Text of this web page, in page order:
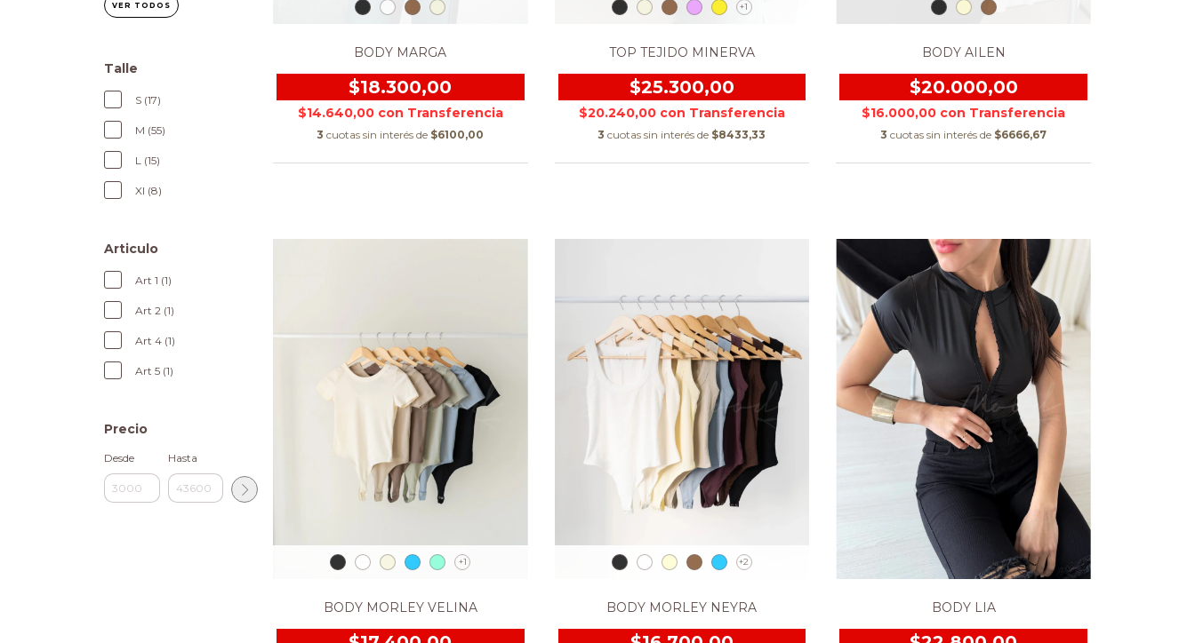
VER TODOS
Talle
S (17)
M (55)
L (15)
Xl (8)
Articulo
Art 1 (1)
Art 2 (1)
Art 4 (1)
Art 5 (1)
Precio
Desde Hasta
BODY MARGA
$18.300,00
$14.640,00 con
3 cuotas sin interés de $6100,00
+1
TOP TEJIDO MINERVA
$25.300,00
$20.240,00 con
3 cuotas sin interés de $8433,33
BODY AILEN
$20.000,00
$16.000,00 con
3 cuotas sin interés de $6666,67
+1
BODY MORLEY VELINA
+2
BODY MORLEY NEYRA BODY LIA